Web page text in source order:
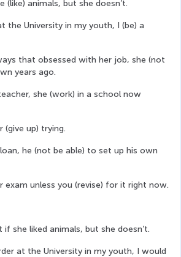
(like) animals, but she doesn’t.
the University in my youth, I (be) a
that obsessed with her job, she (not
years ago.
she (work) in a school now
(give up) trying.
he (not be able) to set up his own
exam unless you (revise) for it right now.
if she liked animals, but she doesn’t.
at the University in my youth, I would